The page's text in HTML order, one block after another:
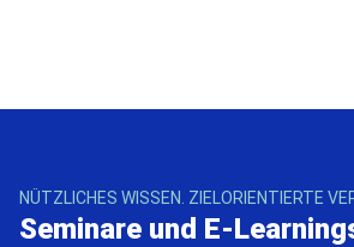
NÜTZLICHES WISSEN. ZIELORIENTIERTE
Seminare und E-